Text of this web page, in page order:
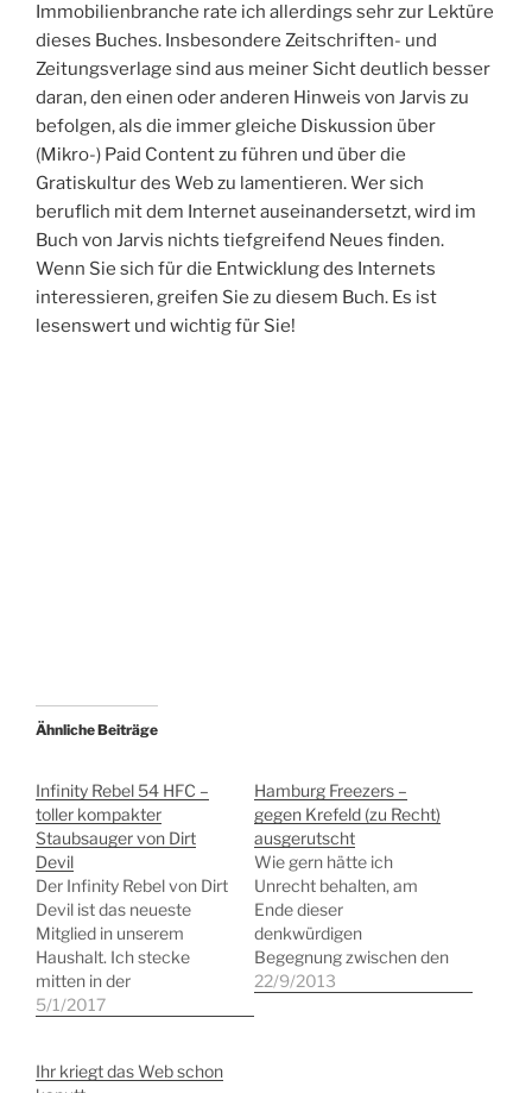
Immobilienbranche rate ich allerdings sehr zur Lektüre
dieses Buches. Insbesondere Zeitschriften- und
Zeitungsverlage sind aus meiner Sicht deutlich besser
daran, den einen oder anderen Hinweis von Jarvis zu
befolgen, als die immer gleiche Diskussion über
(Mikro-) Paid Content zu führen und über die
Gratiskultur des Web zu lamentieren. Wer sich
beruflich mit dem Internet auseinandersetzt, wird im
Buch von Jarvis nichts tiefgreifend Neues finden.
Wenn Sie sich für die Entwicklung des Internets
interessieren, greifen Sie zu diesem Buch. Es ist
lesenswert und wichtig für Sie!
Ähnliche Beiträge
Infinity Rebel 54 HFC –
toller kompakter
Staubsauger von Dirt
Devil
Der Infinity Rebel von Dirt
Devil ist das neueste
Mitglied in unserem
Haushalt. Ich stecke
mitten in der
Vorbereitung eines
ist noch viel zu tun und
5/1/2017
Hamburg Freezers –
gegen Krefeld (zu Recht)
ausgerutscht
Wie gern hätte ich
Unrecht behalten, am
Ende dieser
denkwürdigen
Begegnung zwischen den
Hamburg Freezers und
22/9/2013
Ihr kriegt das Web schon